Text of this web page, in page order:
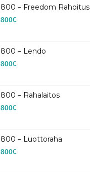
800 – Freedom Rahoitus
800€
800 – Lendo
800€
800 – Rahalaitos
800€
800 – Luottoraha
800€